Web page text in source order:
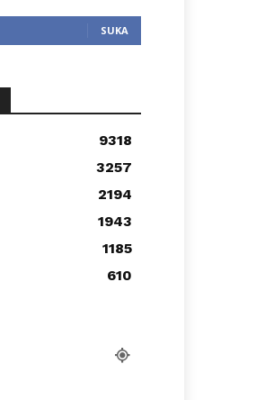
SUKA
9318
3257
2194
1943
1185
610